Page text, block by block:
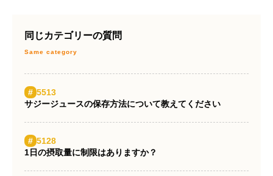
同じカテゴリーの質問
# 5513
サジージュースの保存方法について教えてください
# 5128
1日の摂取量に制限はありますか？